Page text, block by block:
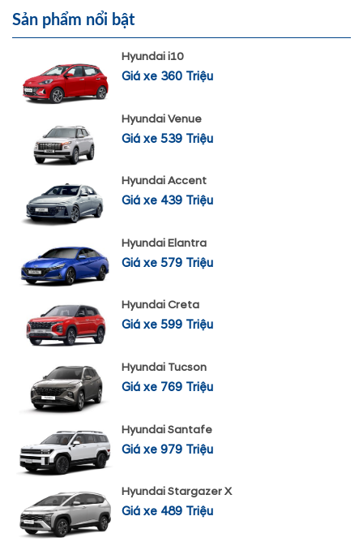
Sản phẩm nổi bật
Hyundai i10
Giá xe 360 Triệu
Hyundai Venue
Giá xe 539 Triệu
Hyundai Accent
Giá xe 439 Triệu
Hyundai Elantra
Giá xe 579 Triệu
Hyundai Creta
Giá xe 599 Triệu
Hyundai Tucson
Giá xe 769 Triệu
Hyundai Santafe
Giá xe 979 Triệu
Hyundai Stargazer X
Giá xe 489 Triệu